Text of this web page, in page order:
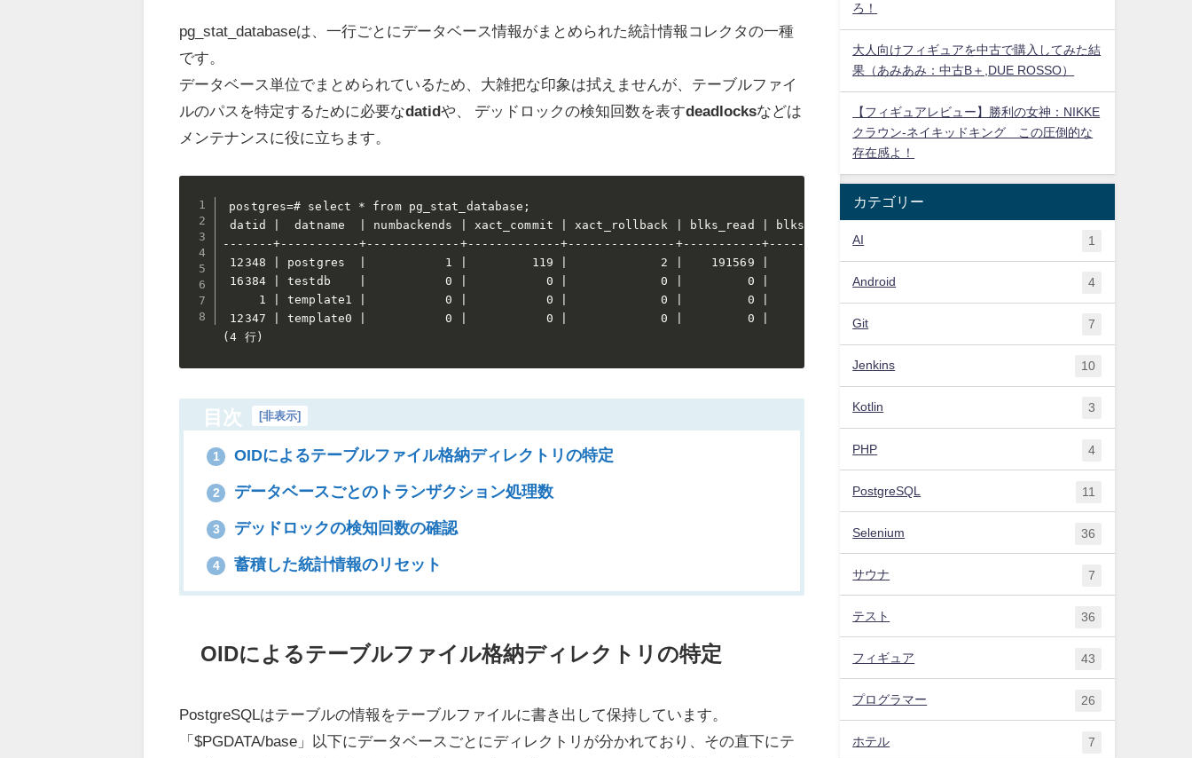
pg_stat_databaseは、一行ごとにデータベース情報がまとめられた統計情報コレクタの一種
です。
データベース単位でまとめられているため、大雑把な印象は拭えませんが、テーブルファイ
ルのパスを特定するために必要なdatidや、 デッドロックの検知回数を表すdeadlocksなどは
メンテナンスに役に立ちます。
postgres=# select * from pg_stat_database;
datid |  datname  | numbackends | xact_commit | xact_rollback | blks_read | blks_hit | tup_returned | tup_fetched |
-------+-----------+-------------+-------------+---------------+-----------+----------+--------------+-------------+--------------
12348 | postgres  |           1 |         119 |             2 |    191569 |     7061 |     20051175 |        2895 |
16384 | testdb    |           0 |           0 |             0 |         0 |        0 |            0 |           0 |
1 | template1 |           0 |           0 |             0 |         0 |        0 |            0 |           0 |            0 |
12347 | template0 |           0 |           0 |             0 |         0 |        0 |            0 |           0 |
(4 行)
目次 [非表示]
1 OIDによるテーブルファイル格納ディレクトリの特定
2 データベースごとのトランザクション処理数
3 デッドロックの検知回数の確認
4 蓄積した統計情報のリセット
OIDによるテーブルファイル格納ディレクトリの特定
PostgreSQLはテーブルの情報をテーブルファイルに書き出して保持しています。
「$PGDATA/base」以下にデータベースごとにディレクトリが分かれており、その直下にテ
ろ！
大人向けフィギュアを中古で購入してみた結
果（あみあみ：中古B＋,DUE ROSSO）
【フィギュアレビュー】勝利の女神：NIKKE
クラウン-ネイキッドキング この圧倒的な
存在感よ！
カテゴリー
AI 1
Android 4
Git 7
Jenkins 10
Kotlin 3
PHP 4
PostgreSQL 11
Selenium 36
サウナ 7
テスト 36
フィギュア 43
プログラマー 26
ホテル 7